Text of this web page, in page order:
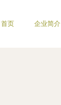
首页 企业简介